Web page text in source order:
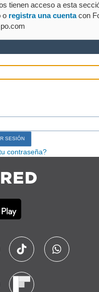
tienen acceso a esta
o registra una cuentacon
contraseña?